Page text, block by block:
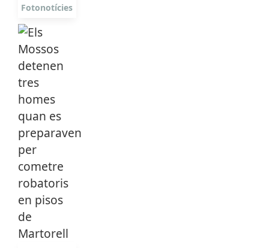
Fotonotícies